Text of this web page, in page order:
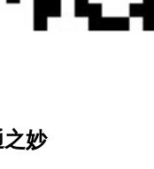
妙